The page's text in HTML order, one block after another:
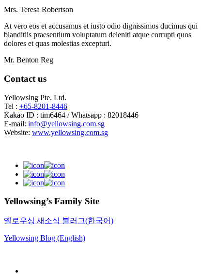
Mrs. Teresa Robertson
At vero eos et accusamus et iusto odio dignissimos ducimus qui
blanditiis praesentium voluptatum deleniti atque corrupti quos
dolores et quas molestias excepturi.
Mr. Benton Reg
Contact us
Yellowsing Pte. Ltd.
Tel : +65-8201-8446
Kakao ID : tim6464 / Whatsapp : 82018446
E-mail: info@yellowsing.com.sg
Website: www.yellowsing.com.sg
Yellowsing’s Family Site
옐로우싱 새소식 블러그(한국어)
Yellowsing Blog (English)